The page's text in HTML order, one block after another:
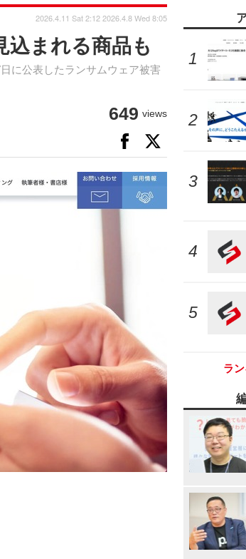
まれる商品も
に公表したランサムウェア被害
2026.4.11 Sat 2:12 2026.4.8 Wed 8:05
649 views
ラ